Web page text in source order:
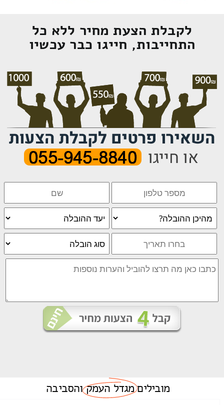
לקבלת הצעת מחיר ללא כל
התחייבות, חייגו כבר עכשיו
מוביליםמגדל העמקוהסביבה